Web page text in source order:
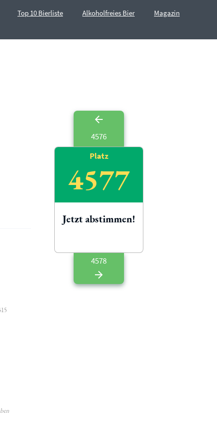
Top 10 Bierliste Alkoholfreies Bier Magazin
4576
Platz
4577
Jetzt abstimmen!
4578